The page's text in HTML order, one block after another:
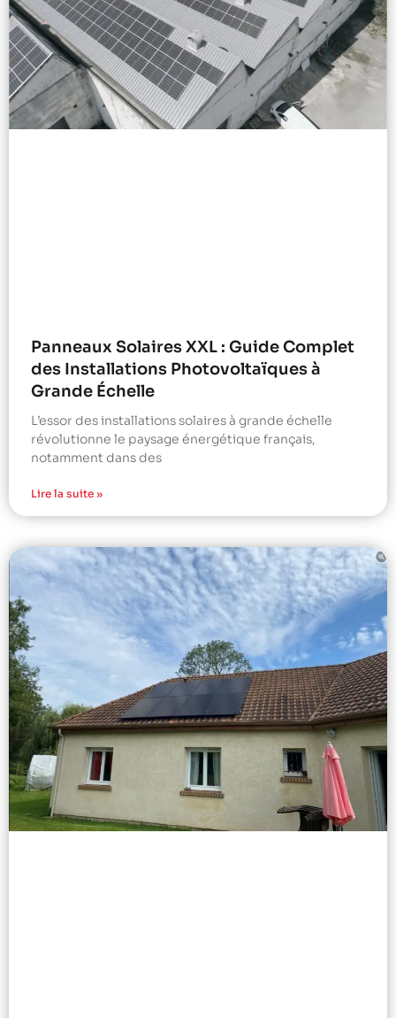
Panneaux Solaires XXL : Guide Complet
des Installations Photovoltaïques à
Grande Échelle
L’essor des installations solaires à grande échelle
révolutionne le paysage énergétique français,
notamment dans des
Lire la suite »